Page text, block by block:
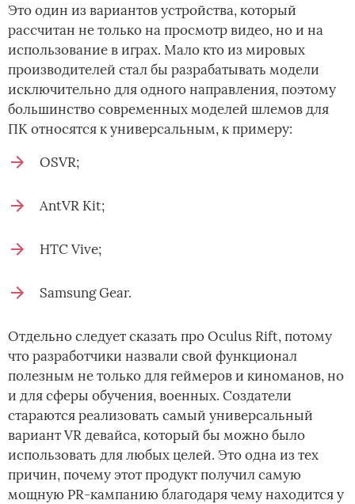
Это один из вариантов устройства, который
рассчитан не только на просмотр видео, но и на
использование в играх. Мало кто из мировых
производителей стал бы разрабатывать модели
исключительно для одного направления, поэтому
большинство современных моделей шлемов для
ПК относятся к универсальным, к примеру:
OSVR;
AntVR Kit;
HTC Vive;
Samsung Gear.
Отдельно следует сказать про Oculus Rift, потому
что разработчики назвали свой функционал
полезным не только для геймеров и киноманов, но
и для сферы обучения, военных. Создатели
стараются реализовать самый универсальный
вариант VR девайса, который бы можно было
использовать для любых целей. Это одна из тех
причин, почему этот продукт получил самую
мощную PR-кампанию благодаря чему находится у